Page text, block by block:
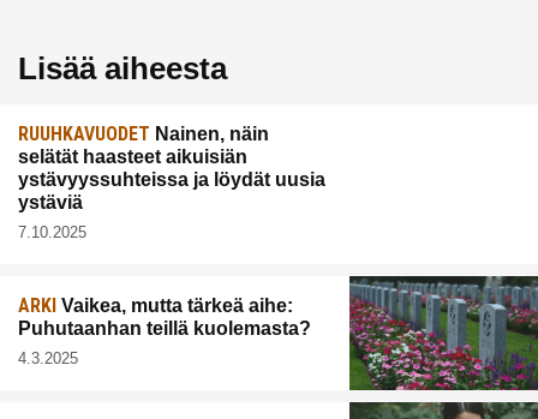
Lisää aiheesta
RUUHKAVUODET Nainen, näin
selätät haasteet aikuisiän
ystävyyssuhteissa ja löydät uusia
ystäviä
7.10.2025
ARKI Vaikea, mutta tärkeä aihe:
Puhutaanhan teillä kuolemasta?
4.3.2025